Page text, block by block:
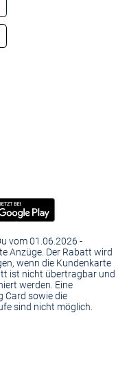
vom 01.06.2026 -
Anzüge. Der Rabatt wird
wenn die Kundenkarte
ist nicht übertragbar und
werden. Eine
Card sowie die
sind nicht möglich.